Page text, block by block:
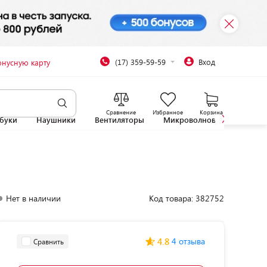
карту (17) 359-59-59 Вход
Сравнение Избранное Корзина
Наушники Вентиляторы Микроволновые печи
Нет в наличии Код товара: 382752
Сравнить 4.8 4 отзыва